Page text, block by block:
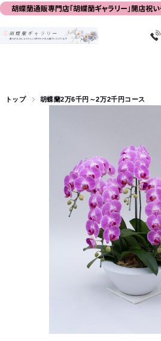
トップ 胡蝶蘭2万6千円～2万2千円コース